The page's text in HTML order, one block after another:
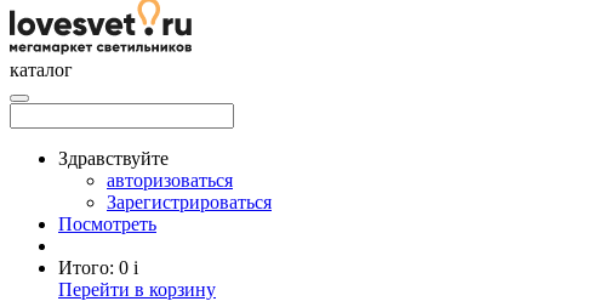
каталог
Здравствуйте
авторизоваться
Зарегистрироваться
Посмотреть
Итого: 0 i
Перейти в корзину